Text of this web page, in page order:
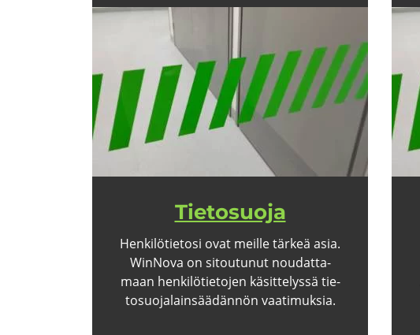
Tie­to­suo­ja
Hen­ki­lö­tie­to­si ovat meil­le tär­keä asia.
WinNova on si­tou­tu­nut nou­dat­ta­
maan hen­ki­lö­tie­to­jen kä­sit­te­lys­sä tie­
to­suo­ja­lain­sää­dän­nön vaa­ti­muk­sia.